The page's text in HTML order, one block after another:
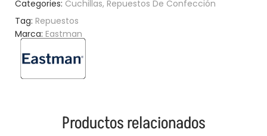
Categories: Cuchillas, Repuestos De Confección
Tag: Repuestos
Marca: Eastman
Productos relacionados